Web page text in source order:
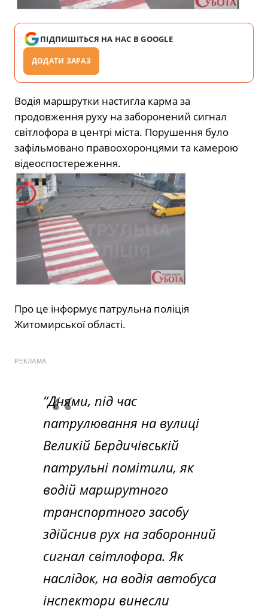
ПІДПИШІТЬСЯ НА НАС В GOOGLE
ДОДАТИ ЗАРАЗ
Водія маршрутки настигла карма за
продовження руху на заборонений сигнал
світлофора в центрі міста. Порушення було
зафільмовано правоохоронцями та камерою
відеоспостереження.
Про це інформує патрульна поліція
Житомирської області.
РЕКЛАМА
“Днями, під час
патрулювання на вулиці
Великій Бердичівській
патрульні помітили, як
водій маршрутного
транспортного засобу
здійснив рух на заборонний
сигнал світлофора. Як
наслідок, на водія автобуса
інспектори винесли